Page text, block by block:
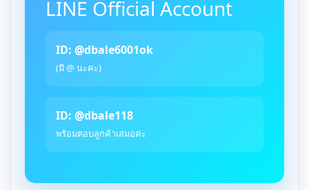
LINE Official Account
ID: @dbale6001ok
(มี @ นะคะ)
ID: @dbale118
พร้อมตอบลูกค้าเสมอค่ะ